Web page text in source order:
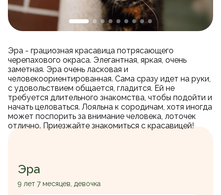
Эра - грациозная красавица потрясающего
черепахового окраса. Элегантная, яркая, очень
заметная. Эра очень ласковая и
человекоориентированная. Сама сразу идет на руки,
с удовольствием общается, гладится. Ей не
требуется длительного знакомства, чтобы подойти и
начать целоваться. Лояльна к сородичам, хотя иногда
может поспорить за внимание человека, лоточек
отлично. Приезжайте знакомиться с красавицей!
Эра
9 лет 7 месяцев, девочка